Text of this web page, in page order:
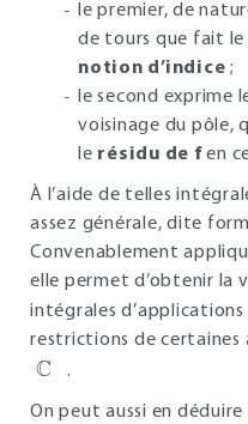
le premier, de
de tours que fait le
notion d’indice ;
le second exprime
voisinage du pôle,
le résidu de fen
À l’aide de telles
assez générale, dite
Convenablement
elle permet d’obtenir la
intégrales d’applications
restrictions de certaines
ℂ
.
On peut aussi en